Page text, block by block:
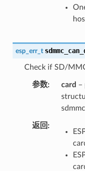
esp_err_t
Check if SD/
参数 card –
返回